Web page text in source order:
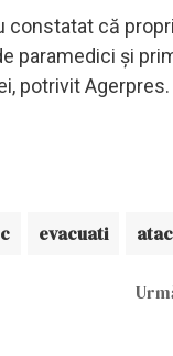
constatat că
paramedici şi
potrivit Agerpres.
evacuati